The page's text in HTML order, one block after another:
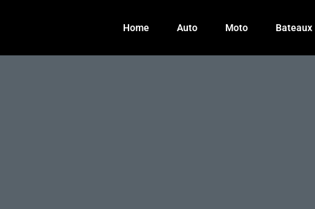
Home Auto Moto Bateaux